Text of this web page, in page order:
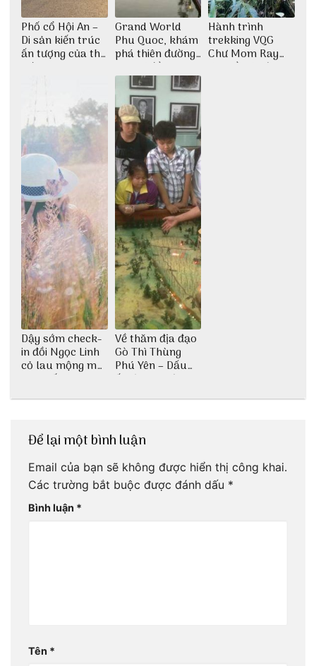
Phố cổ Hội An –
Di sản kiến trúc
ấn tượng của thế
giới
Grand World
Phu Quoc, khám
phá thiên đường
giải trí đầy sôi
động
Hành trình
trekking VQG
Chư Mom Ray
tìm về núi rừng
Dậy sớm check-
in đồi Ngọc Linh
cỏ lau mộng mơ
tại Huế nè bạn
Về thăm địa đạo
Gò Thì Thùng
Phú Yên – Dấu
ấn lịch sử còn
Để lại một bình luận
Email của bạn sẽ không được hiển thị công khai.
Các trường bắt buộc được đánh dấu *
Bình luận *
Tên *